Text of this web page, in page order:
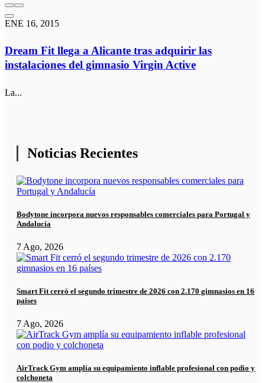
ENE 16, 2015
Dream Fit llega a Alicante tras adquirir las
instalaciones del gimnasio Virgin Active
La...
Noticias Recientes
Bodytone incorpora nuevos responsables comerciales para Portugal y
Andalucía
7 Ago, 2026
Smart Fit cerró el segundo trimestre de 2026 con 2.170 gimnasios en 16
países
7 Ago, 2026
AirTrack Gym amplía su equipamiento inflable profesional con podio y
colchoneta